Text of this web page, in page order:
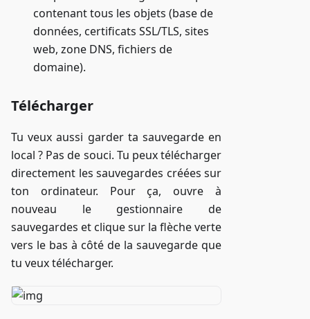
contenant tous les objets (base de
données, certificats SSL/TLS, sites
web, zone DNS, fichiers de
domaine).
Télécharger
Tu veux aussi garder ta sauvegarde en
local ? Pas de souci. Tu peux télécharger
directement les sauvegardes créées sur
ton ordinateur. Pour ça, ouvre à
nouveau le gestionnaire de
sauvegardes et clique sur la flèche verte
vers le bas à côté de la sauvegarde que
tu veux télécharger.